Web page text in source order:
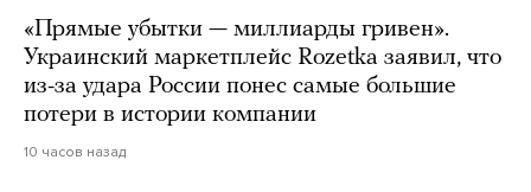
«Прямые убытки — миллиарды гривен».
Украинский маркетплейс Rozetka заявил, что
из-за удара России понес самые большие
потери в истории компании
10 часов назад